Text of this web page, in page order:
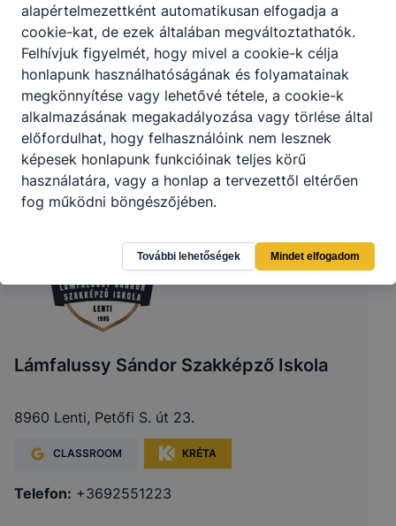
Lámfalussy Sándor Szakképző Iskola
8960 Lenti, Petőfi S. út 23.
CLASSROOM KRÉTA
Telefon: +3692551223
alapértelmezettként automatikusan elfogadja a
cookie-kat, de ezek általában megváltoztathatók.
Felhívjuk figyelmét, hogy mivel a cookie-k célja
honlapunk használhatóságának és folyamatainak
megkönnyítése vagy lehetővé tétele, a cookie-k
alkalmazásának megakadályozása vagy törlése által
előfordulhat, hogy felhasználóink nem lesznek
képesek honlapunk funkcióinak teljes körű
használatára, vagy a honlap a tervezettől eltérően
fog működni böngészőjében.
További lehetőségek Mindet elfogadom